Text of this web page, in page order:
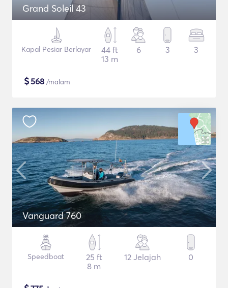
Grand Soleil 43
Kapal Pesiar Berlayar
44 ft
13 m
6 3 3
$568 /malam
Vanguard 760
Speedboat
25 ft
8 m
12 Jelajah 0